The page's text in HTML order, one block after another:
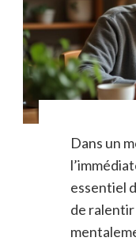
Dans un
essentiel
de